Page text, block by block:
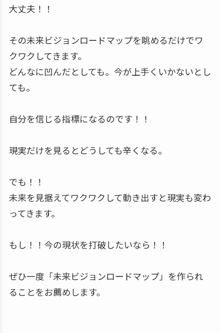
大丈夫！！
その未来ビジョンロードマップを眺めるだけでワ
クワクしてきます。
どんなに凹んだとしても。今が上手くいかないとし
ても。
自分を信じる指標になるのです！！
現実だけを見るとどうしても辛くなる。
でも！！
未来を見据えてワクワクして動き出すと現実も変わ
ってきます。
もし！！今の現状を打破したいなら！！
ぜひ一度「未来ビジョンロードマップ」を作られ
ることをお薦めします。